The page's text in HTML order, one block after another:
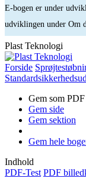
E-bogen er under
udviklingen under Om
Plast Teknologi
Forside
Gem som PDF
Gem side
Gem sektion
Gem hele
Indhold
PDF-Test PDF